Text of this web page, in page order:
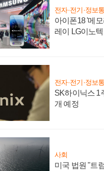
전자·전기·정보
아이폰18 '메
레이 LG이노
전자·전기·정보
SK하이닉스 1
개 예정
사회
미국 법원 "트